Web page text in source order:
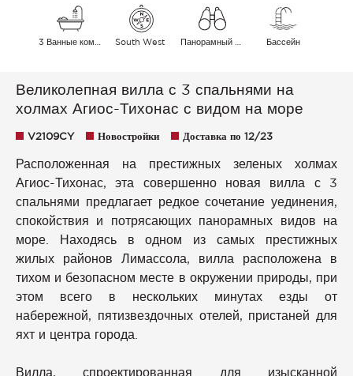
South West Бассейн
Великолепная вилла с 3 спальнями на
холмах Агиос-Тихонас с видом на море
V2109CY Новостройки Доставка по 12/23
Расположенная на престижных зеленых холмах
Агиос-Тихонас, эта совершенно новая вилла с 3
спальнями предлагает редкое сочетание уединения,
спокойствия и потрясающих панорамных видов на
море. Находясь в одном из самых престижных
жилых районов Лимассола, вилла расположена в
тихом и безопасном месте в окружении природы, при
этом всего в нескольких минутах езды от
набережной, пятизвездочных отелей, пристаней для
яхт и центра города.
Вилла, спроектированная для изысканной